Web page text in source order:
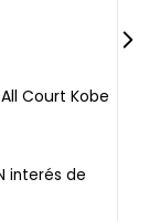
Court Kobe
interés de